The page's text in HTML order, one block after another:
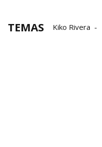
TEMAS Kiko Rivera